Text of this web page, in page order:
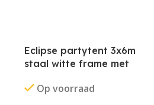
Eclipse partytent 3x6m
staal witte frame met
Op voorraad